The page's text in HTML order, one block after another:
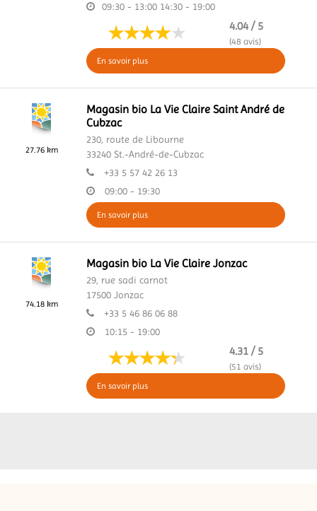
09:30 - 13:00 14:30 - 19:00
4.04 / 5
(48 avis)
En savoir plus
27.76 km
Magasin bio La Vie Claire Saint André de
Cubzac
230, route de Libourne
33240 St.-André-de-Cubzac
+33 5 57 42 26 13
09:00 - 19:30
En savoir plus
74.18 km
Magasin bio La Vie Claire Jonzac
29, rue sadi carnot
17500 Jonzac
+33 5 46 86 06 88
10:15 - 19:00
4.31 / 5
(51 avis)
En savoir plus